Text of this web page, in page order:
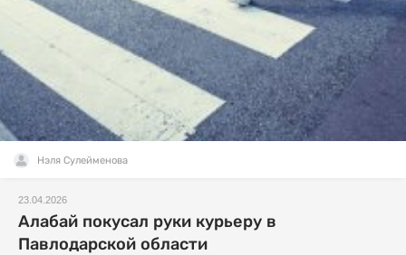
Нэля Сулейменова
23.04.2026
Алабай покусал руки курьеру в
Павлодарской области